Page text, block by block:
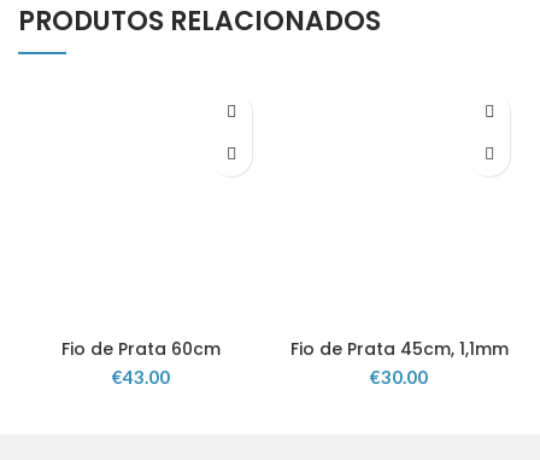
PRODUTOS RELACIONADOS
Fio de Prata 60cm
€43.00
Fio de Prata 45cm, 1,1mm
€30.00